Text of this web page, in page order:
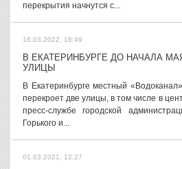
перекрытия начнутся с...
16.03.2022, 16:49
В ЕКАТЕРИНБУРГЕ ДО НАЧАЛА
УЛИЦЫ
В Екатеринбурге местный
перекроет две улицы, в том числе в
пресс-службе городской
Горького и...
01.03.2021, 12:27